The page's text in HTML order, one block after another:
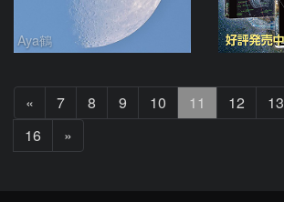
Aya鶴
«
へ
7 8 9 10 11 12 13
16
»
へ